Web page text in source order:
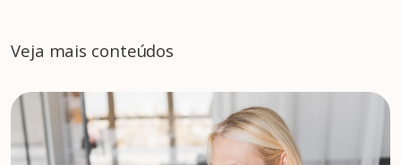
Veja mais conteúdos